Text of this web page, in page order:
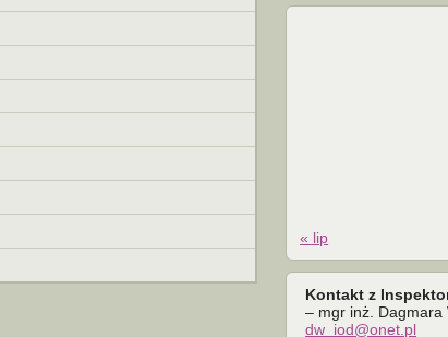
« lip
Kontakt z
– mgr inż. Dagmara
dw_iod@onet.pl